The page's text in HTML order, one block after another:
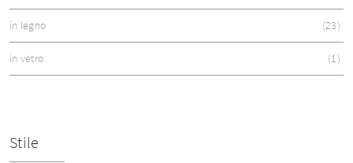
in legno 23
in vetro 1
Stile